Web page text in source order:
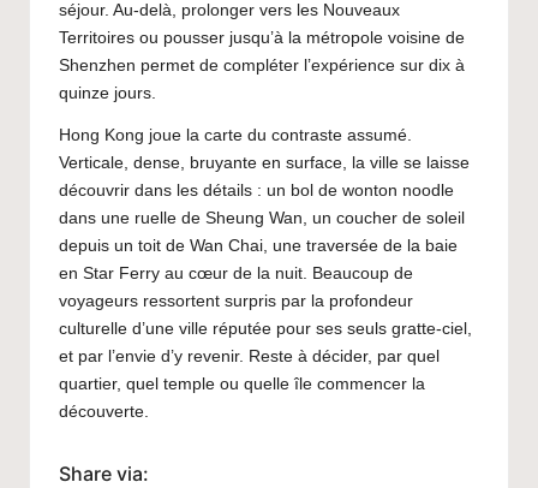
séjour. Au-delà, prolonger vers les Nouveaux
Territoires ou pousser jusqu’à la métropole voisine de
Shenzhen permet de compléter l’expérience sur dix à
quinze jours.
Hong Kong joue la carte du contraste assumé.
Verticale, dense, bruyante en surface, la ville se laisse
découvrir dans les détails : un bol de wonton noodle
dans une ruelle de Sheung Wan, un coucher de soleil
depuis un toit de Wan Chai, une traversée de la baie
en Star Ferry au cœur de la nuit. Beaucoup de
voyageurs ressortent surpris par la profondeur
culturelle d’une ville réputée pour ses seuls gratte-ciel,
et par l’envie d’y revenir. Reste à décider, par quel
quartier, quel temple ou quelle île commencer la
découverte.
Share via: